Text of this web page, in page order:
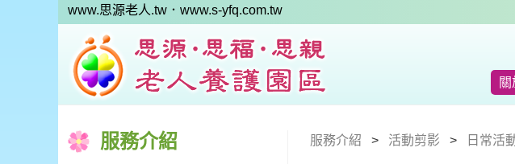
www.思源老人.tw ．www.s-yfq.com.tw
關
服務介紹 活動剪影 日常活
服務介紹